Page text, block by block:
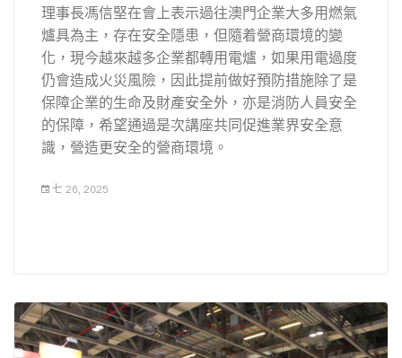
理事長馮信堅在會上表示過往澳門企業大多用燃氣
爐具為主，存在安全隱患，但隨着營商環境的變
化，現今越來越多企業都轉用電爐，如果用電過度
仍會造成火災風險，因此提前做好預防措施除了是
保障企業的生命及財產安全外，亦是消防人員安全
的保障，希望通過是次講座共同促進業界安全意
識，營造更安全的營商環境。
七 26, 2025